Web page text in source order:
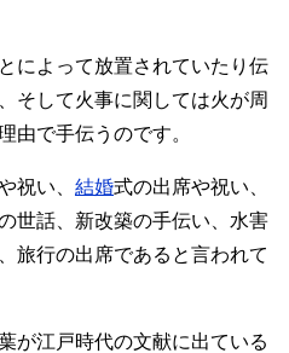
によって放置されていたり伝
そして火事に関しては火が周
由で手伝うのです。
祝い、 結婚式の出席や祝い、
世話、新改築の手伝い、水害
旅行の出席であると言われて
が江戸時代の文献に出ている